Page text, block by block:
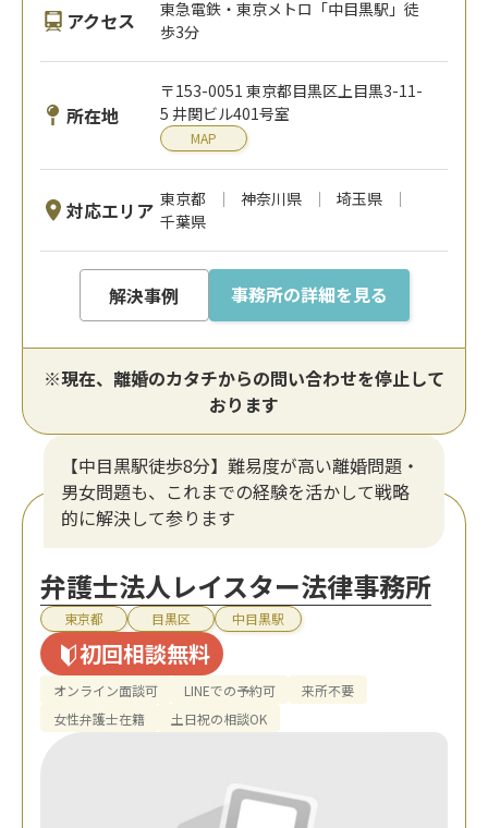
アクセス
東急電鉄・東京メトロ「中目黒駅」徒
歩3分
所在地
〒153-0051 東京都目黒区上目黒3-11-
5 井関ビル401号室
MAP
対応エリア 東京都 神奈川県
埼玉県
千葉県
解決事例 事務所の詳細を見る
※現在、離婚のカタチからの問い合わせを停止して
おります
【中目黒駅徒歩8分】難易度が高い離婚問題・
男女問題も、これまでの経験を活かして戦略
的に解決して参ります
弁護士法人レイスター法律事務所
東京都 目黒区 中目黒駅
初回相談無料
オンライン面談可 LINEでの予約可
来所不要
女性弁護士在籍
土日祝の相談OK